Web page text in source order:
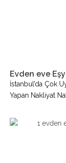
Evden eve
İstanbul’da Çok
Yapan Nakliyat